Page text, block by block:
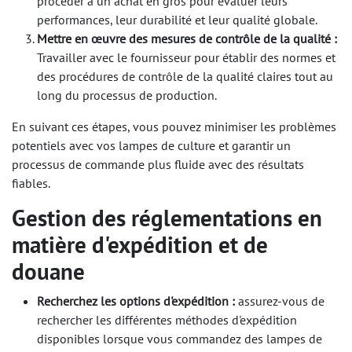
performances, leur durabilité et leur qualité globale.
Mettre en œuvre des mesures de contrôle de la qualité :
Travailler avec le fournisseur pour établir des normes et
des procédures de contrôle de la qualité claires tout au
long du processus de production.
En suivant ces étapes, vous pouvez minimiser les problèmes
potentiels avec vos lampes de culture et garantir un
processus de commande plus fluide avec des résultats
fiables.
Gestion des réglementations en
matière d'expédition et de
douane
Recherchez les options d'expédition : assurez-vous de
rechercher les différentes méthodes d'expédition
disponibles lorsque vous commandez des lampes de